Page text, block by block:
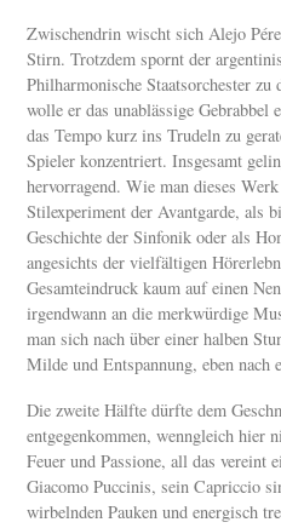
Zwischendrin wischt sich Alejo
Stirn. Trotzdem spornt der
Philharmonische Staatsorchester zu
wolle er das unablässige
das Tempo kurz ins Trudeln zu
Spieler konzentriert. Insgesamt
hervorragend. Wie man dieses
Stilexperiment der Avantgarde, als
Geschichte der Sinfonik oder als
angesichts der vielfältigen
Gesamteindruck kaum auf einen
irgendwann an die merkwürdige
man sich nach über einer halben
Milde und Entspannung, eben nach
Die zweite Hälfte dürfte dem
entgegenkommen, wenngleich hier
Feuer und Passione, all das vereint
Giacomo Puccinis, sein Capriccio
wirbelnden Pauken und energisch